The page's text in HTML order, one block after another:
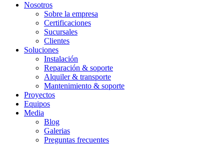
Nosotros
Sobre la empresa
Certificaciones
Sucursales
Clientes
Soluciones
Instalación
Reparación & soporte
Alquiler & transporte
Mantenimiento & soporte
Proyectos
Equipos
Media
Blog
Galerias
Preguntas frecuentes